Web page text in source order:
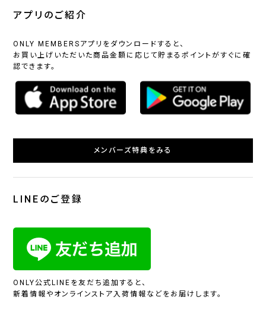
アプリのご紹介
ONLY MEMBERSアプリをダウンロードすると、
お買い上げいただいた商品金額に応じて貯まるポイントがすぐに確
認できます。
メンバーズ特典をみる
LINEのご登録
ONLY公式LINEを友だち追加すると、
新着情報やオンラインストア入荷情報などをお届けします。